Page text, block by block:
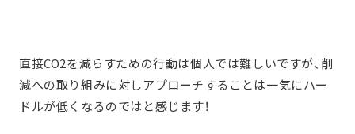
直接CO2を減らすための行動は個人では難しいですが、削
減への取り組みに対しアプローチすることは一気にハー
ドルが低くなるのではと感じます！